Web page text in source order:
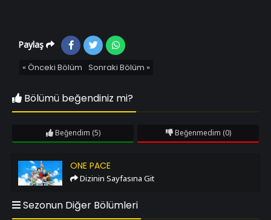
Paylaş
« Önceki Bölüm Sonraki Bölüm »
Bölümü beğendiniz mi?
Beğendim (5) Beğenmedim (0)
One Pace ONE PACE
Dizinin Sayfasına Git
Sezonun Diğer Bölümleri